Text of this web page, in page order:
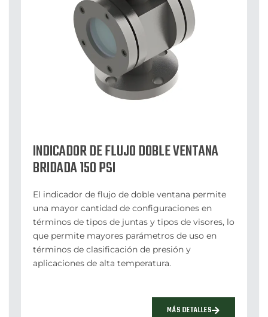
INDICADOR DE FLUJO DOBLE VENTANA
BRIDADA 150 PSI
El indicador de flujo de doble ventana permite
una mayor cantidad de configuraciones en
términos de tipos de juntas y tipos de visores, lo
que permite mayores parámetros de uso en
términos de clasificación de presión y
aplicaciones de alta temperatura.
MÁS DETALLES